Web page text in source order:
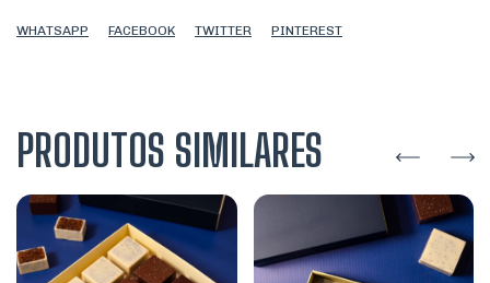
WHATSAPP FACEBOOK TWITTER PINTEREST
PRODUTOS SIMILARES